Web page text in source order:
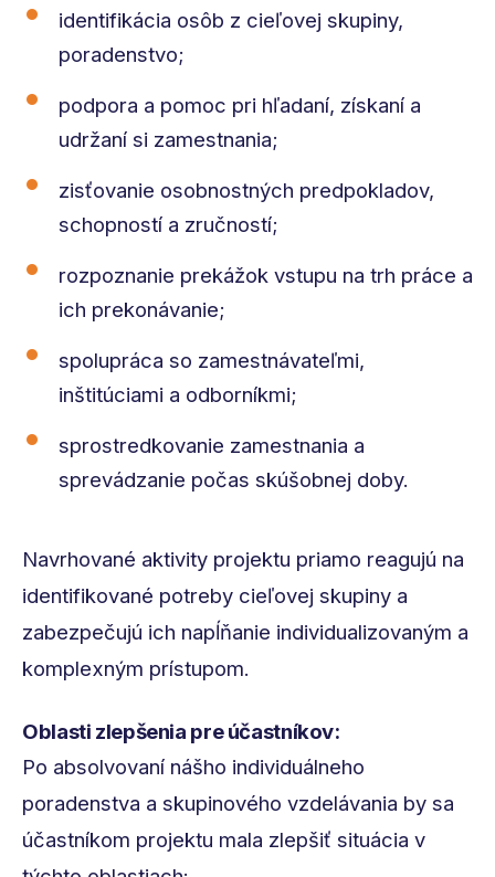
identifikácia osôb z cieľovej skupiny,
poradenstvo;
podpora a pomoc pri hľadaní, získaní a
udržaní si zamestnania;
zisťovanie osobnostných predpokladov,
schopností a zručností;
rozpoznanie prekážok vstupu na trh práce a
ich prekonávanie;
spolupráca so zamestnávateľmi,
inštitúciami a odborníkmi;
sprostredkovanie zamestnania a
sprevádzanie počas skúšobnej doby.
Navrhované aktivity projektu priamo reagujú na
identifikované potreby cieľovej skupiny a
zabezpečujú ich napĺňanie individualizovaným a
komplexným prístupom.
Oblasti zlepšenia pre účastníkov:
Po absolvovaní nášho individuálneho
poradenstva a skupinového vzdelávania by sa
účastníkom projektu mala zlepšiť situácia v